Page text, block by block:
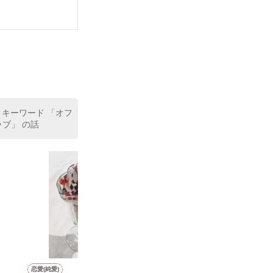
ーワード 「オフ
ブ」 の話
恋愛(純愛)